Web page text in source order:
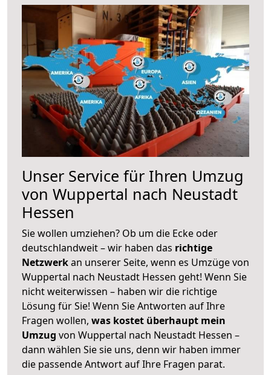
Unser Service für Ihren Umzug
von Wuppertal nach Neustadt
Hessen
Sie wollen umziehen? Ob um die Ecke oder
deutschlandweit – wir haben das richtige
Netzwerkan unserer Seite, wenn es Umzüge von
Wuppertal nach Neustadt Hessen geht! Wenn Sie
nicht weiterwissen – haben wir die richtige
Lösung für Sie! Wenn Sie Antworten auf Ihre
Fragen wollen, was kostet überhaupt mein
Umzug von Wuppertal nach Neustadt Hessen –
dann wählen Sie sie uns, denn wir haben immer
die passende Antwort auf Ihre Fragen parat.